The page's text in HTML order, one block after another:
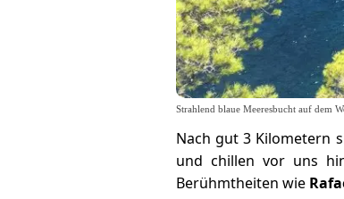
Strahlend blaue Meeresbucht auf dem
Nach gut 3 Kilometern
und chillen vor uns
Berühmtheiten wie